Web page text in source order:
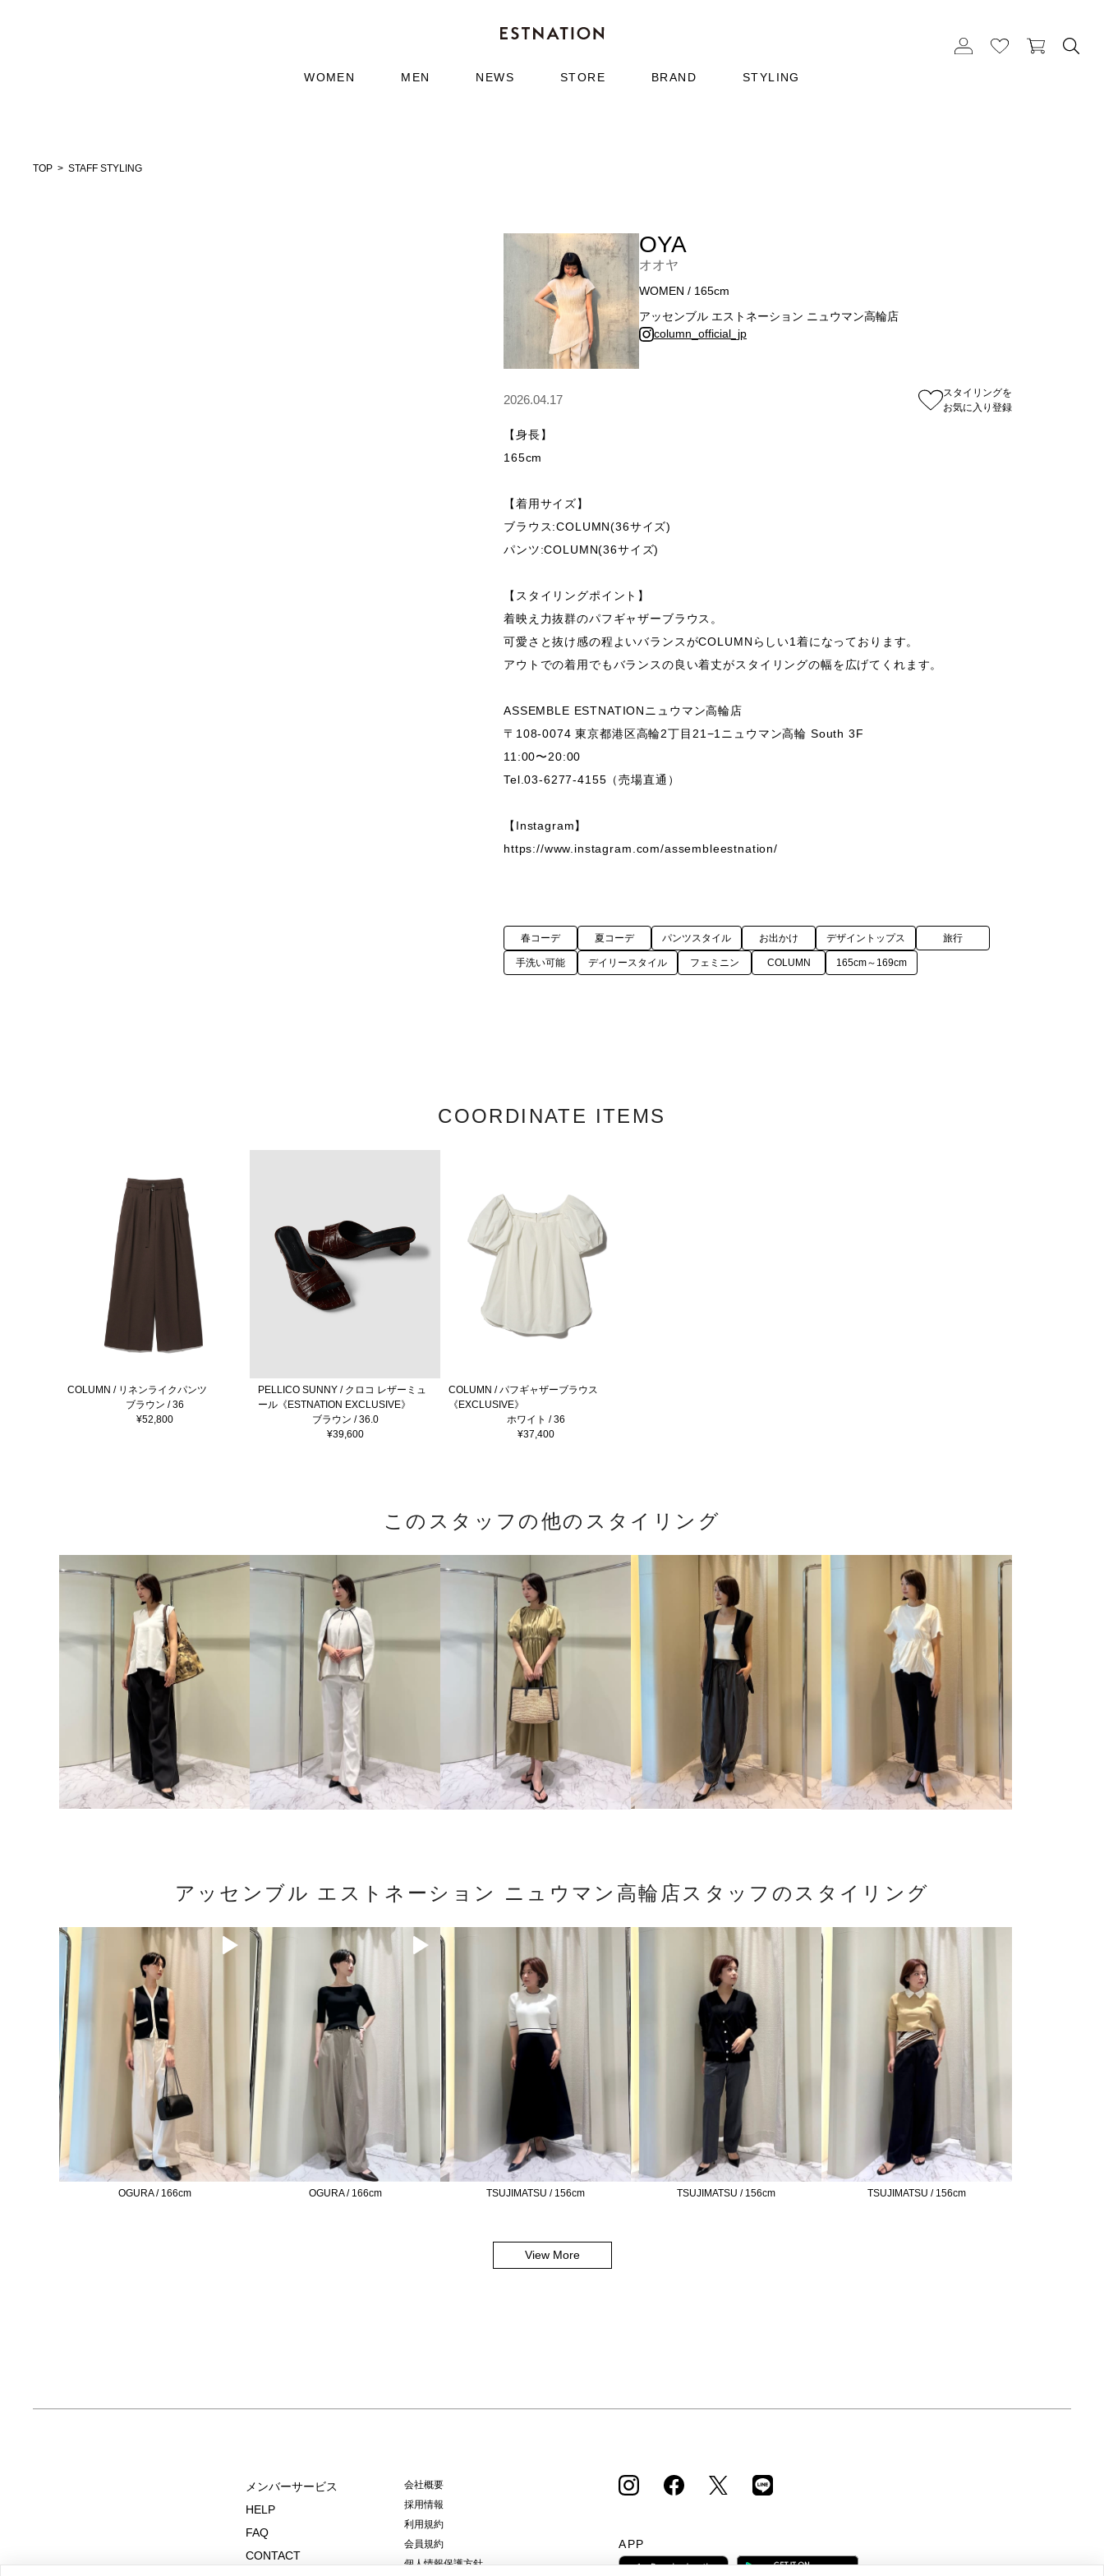
WOMEN MEN NEWS STORE BRAND STYLING
TOP STAFF STYLING
OYA
オオヤ
WOMEN / 165cm
アッセンブル エストネーション ニュウマン高輪店
column_official_jp
スタイリングを
お気に入り登録
2026.04.17
【身長】
165cm
【着用サイズ】
ブラウス:COLUMN(36サイズ)
パンツ:COLUMN(36サイズ)
【スタイリングポイント】
着映え力抜群のパフギャザーブラウス。
可愛さと抜け感の程よいバランスがCOLUMNらしい1着になっております。
アウトでの着用でもバランスの良い着丈がスタイリングの幅を広げてくれます。
ASSEMBLE ESTNATIONニュウマン高輪店
〒108-0074 東京都港区高輪2丁目21−1ニュウマン高輪 South 3F
11:00〜20:00
Tel.03-6277-4155（売場直通）
【Instagram】
https://www.instagram.com/assembleestnation/
春コーデ 夏コーデ パンツスタイル お出かけ デザイントップス 旅行
手洗い可能 デイリースタイル フェミニン COLUMN 165cm～169cm
COORDINATE ITEMS
COLUMN / リネンライクパンツ
ブラウン / 36
¥52,800
PELLICO SUNNY / クロコ レザーミュ
ール《ESTNATION EXCLUSIVE》
ブラウン / 36.0
¥39,600
COLUMN / パフギャザーブラウス
《EXCLUSIVE》
ホワイト / 36
¥37,400
このスタッフの他のスタイリング
アッセンブル エストネーション ニュウマン高輪店スタッフのスタイリング
OGURA / 166cm OGURA / 166cm TSUJIMATSU / 156cm TSUJIMATSU / 156cm TSUJIMATSU / 156cm
View More
メンバーサービス
HELP
FAQ
CONTACT
会社概要
採用情報
利用規約
会員規約
個人情報保護方針
APP